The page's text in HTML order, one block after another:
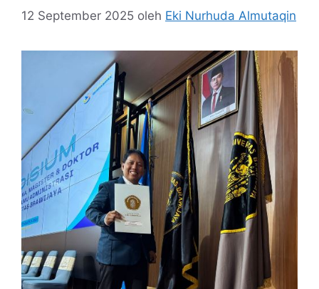
12 September 2025 oleh Eki Nurhuda Almutaqin